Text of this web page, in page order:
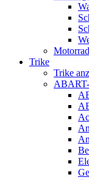
Trike
Trike